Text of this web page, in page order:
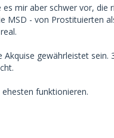
mir aber schwer vor, die
MSD - von Prostituierten
gewährleistet sein.
funktionieren.